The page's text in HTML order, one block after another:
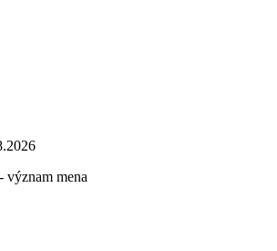
- význam mena